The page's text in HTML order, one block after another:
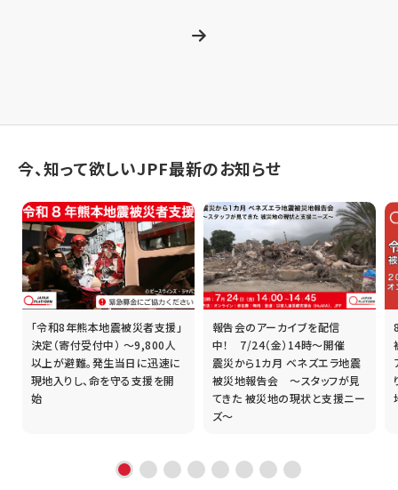
今、知って欲しいJPF最新のお知らせ
「令和8年熊本地震被災者支援」
決定（寄付受付中） ～9,800人
以上が避難。発生当日に迅速に
現地入りし、命を守る支援を開
始
報告会のアーカイブを配信
中！ 7/24（金）14時～開催
震災から1カ月 ベネズエラ地震
被災地報告会 ～スタッフが見
てきた 被災地の現状と支援ニー
ズ～